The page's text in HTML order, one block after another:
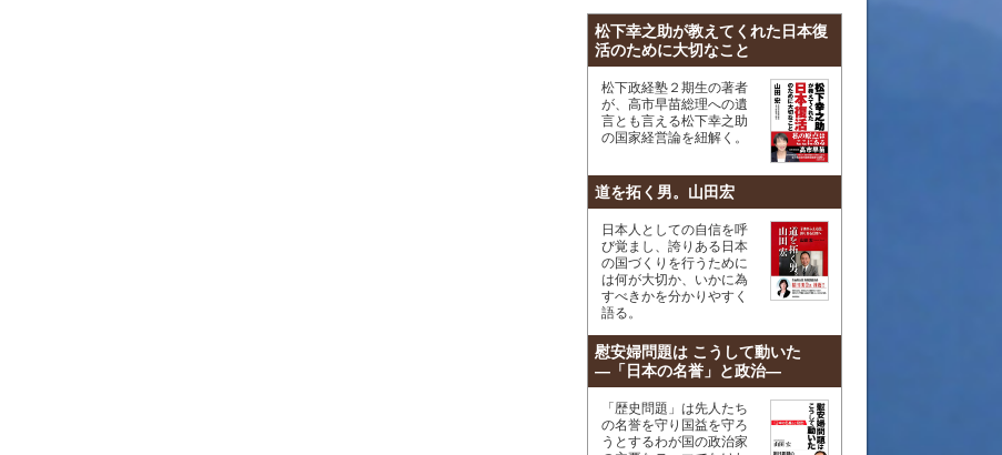
松下幸之助が教えてくれた日本復
活のために大切なこと
松下政経塾２期生の著者
が、高市早苗総理への遺
言とも言える松下幸之助
の国家経営論を紐解く。
道を拓く男。山田宏
日本人としての自信を呼
び覚まし、誇りある日本
の国づくりを行うために
は何が大切か、いかに為
すべきかを分かりやすく
語る。
慰安婦問題は こうして動いた
―「日本の名誉」と政治―
「歴史問題」は先人たち
の名誉を守り国益を守ろ
うとするわが国の政治家